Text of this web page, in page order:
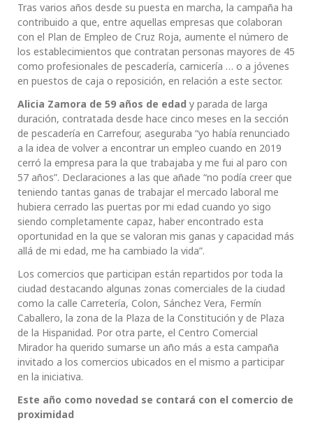
Tras varios años desde su puesta en marcha, la campaña ha
contribuido a que, entre aquellas empresas que colaboran
con el Plan de Empleo de Cruz Roja, aumente el número de
los establecimientos que contratan personas mayores de 45
como profesionales de pescadería, carnicería … o a jóvenes
en puestos de caja o reposición, en relación a este sector.
Alicia Zamora de 59 años de edad y parada de larga
duración, contratada desde hace cinco meses en la sección
de pescadería en Carrefour, aseguraba “yo había renunciado
a la idea de volver a encontrar un empleo cuando en 2019
cerró la empresa para la que trabajaba y me fui al paro con
57 años”. Declaraciones a las que añade “no podía creer que
teniendo tantas ganas de trabajar el mercado laboral me
hubiera cerrado las puertas por mi edad cuando yo sigo
siendo completamente capaz, haber encontrado esta
oportunidad en la que se valoran mis ganas y capacidad más
allá de mi edad, me ha cambiado la vida”.
Los comercios que participan están repartidos por toda la
ciudad destacando algunas zonas comerciales de la ciudad
como la calle Carretería, Colon, Sánchez Vera, Fermín
Caballero, la zona de la Plaza de la Constitución y de Plaza
de la Hispanidad. Por otra parte, el Centro Comercial
Mirador ha querido sumarse un año más a esta campaña
invitado a los comercios ubicados en el mismo a participar
en la iniciativa.
Este año como novedad se contará con el comercio de
proximidad